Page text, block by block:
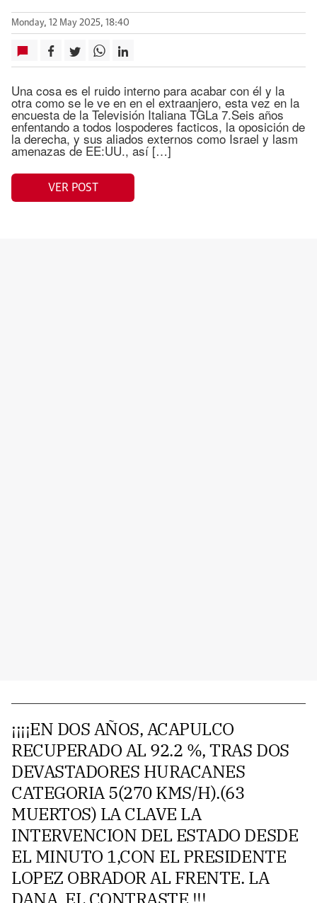
Monday, 12 May 2025, 18:40
Una cosa es el ruido interno para acabar con él y la
otra como se le ve en en el extraanjero, esta vez en la
encuesta de la Televisión Italiana TGLa 7.Seis años
enfentando a todos lospoderes facticos, la oposición de
la derecha, y sus aliados externos como Israel y lasm
amenazas de EE:UU., así […]
VER POST
¡¡¡¡EN DOS AÑOS, ACAPULCO
RECUPERADO AL 92.2 %, TRAS DOS
DEVASTADORES HURACANES
CATEGORIA 5(270 KMS/H).(63
MUERTOS) LA CLAVE LA
INTERVENCION DEL ESTADO DESDE
EL MINUTO 1,CON EL PRESIDENTE
LOPEZ OBRADOR AL FRENTE. LA